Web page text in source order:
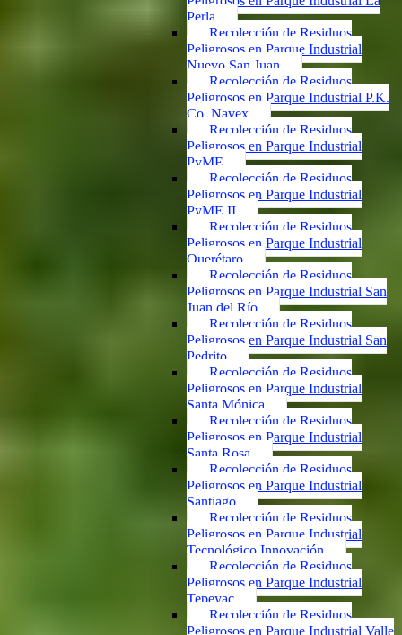
Perla
Recolección de Residuos
Peligrosos en Parque Industrial
Nuevo San Juan
Recolección de Residuos
Peligrosos en Parque Industrial P.K.
Co. Navex
Recolección de Residuos
Peligrosos en Parque Industrial
PyME
Recolección de Residuos
Peligrosos en Parque Industrial
PyME II
Recolección de Residuos
Peligrosos en Parque Industrial
Querétaro
Recolección de Residuos
Peligrosos en Parque Industrial San
Juan del Río
Recolección de Residuos
Peligrosos en Parque Industrial San
Pedrito
Recolección de Residuos
Peligrosos en Parque Industrial
Santa Mónica
Recolección de Residuos
Peligrosos en Parque Industrial
Santa Rosa
Recolección de Residuos
Peligrosos en Parque Industrial
Santiago
Recolección de Residuos
Peligrosos en Parque Industrial
Tecnológico Innovación
Recolección de Residuos
Peligrosos en Parque Industrial
Tepeyac
Recolección de Residuos
Peligrosos en Parque Industrial Valle